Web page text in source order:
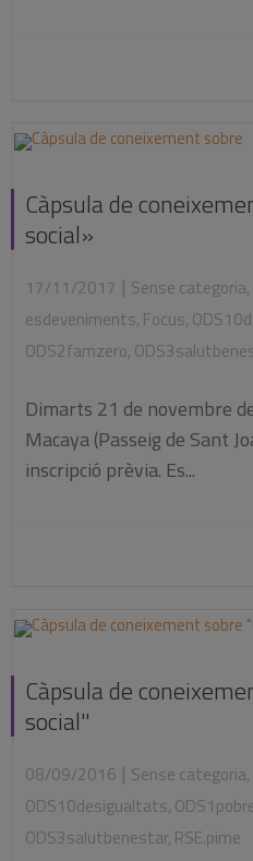
Càpsula de
social»
17/11/2017 | Sense categoria,
esdeveniments, Focus,
ODS2famzero,
Dimarts 21 de novembre
Macaya (Passeig de Sant
inscripció prèvia. Es...
Càpsula de
social"
08/09/2016 | Sense categoria,
ODS10desigualtats,
ODS3salutbenestar, RSE.pime